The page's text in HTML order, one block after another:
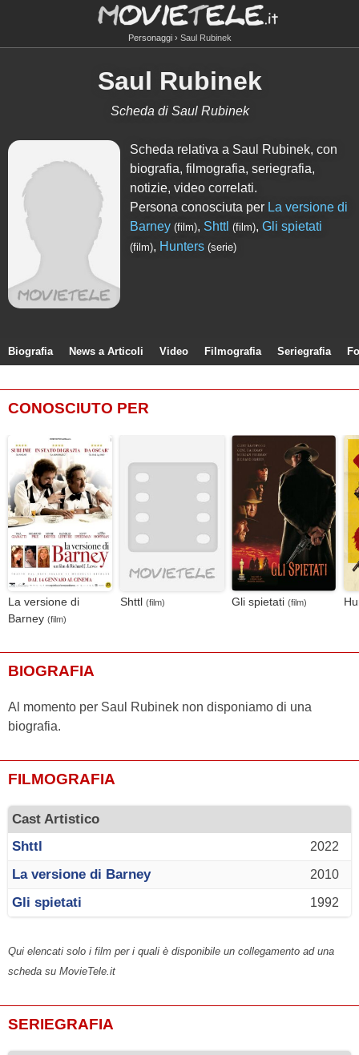
Personaggi Saul Rubinek
Saul Rubinek
Scheda di Saul Rubinek
Scheda relativa a Saul Rubinek, con
biografia, filmografia, seriegrafia,
notizie, video correlati.
Persona conosciuta per La versione di
Barney (film), Shttl (film),Gli spietati
(film), Hunters (serie)
Biografia News a Articoli Video Filmografia Seriegrafia
CONOSCIUTO PER
La versione di
Barney (film)
Shttl (film) Gli spietati (film)
BIOGRAFIA
Al momento per Saul Rubinek non disponiamo di una
biografia.
FILMOGRAFIA
Cast Artistico
2022
Shttl
2010
La versione di Barney
1992
Gli spietati
Qui elencati solo i film per i quali è disponibile un collegamento ad una
scheda su MovieTele.it
SERIEGRAFIA